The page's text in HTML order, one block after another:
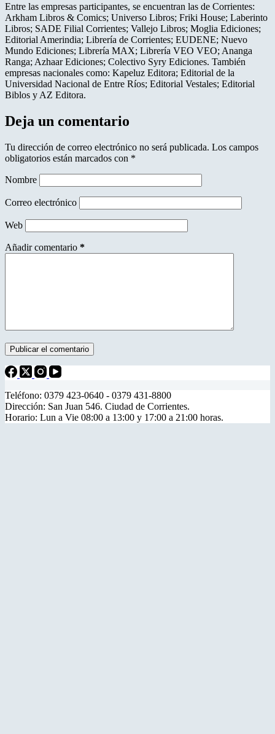
Entre las empresas participantes, se encuentran las de Corrientes:
Arkham Libros & Comics; Universo Libros; Friki House; Laberinto
Libros; SADE Filial Corrientes; Vallejo Libros; Moglia Ediciones;
Editorial Amerindia; Librería de Corrientes; EUDENE; Nuevo
Mundo Ediciones; Librería MAX; Librería VEO VEO; Ananga
Ranga; Azhaar Ediciones; Colectivo Syry Ediciones. También
empresas nacionales como: Kapeluz Editora; Editorial de la
Universidad Nacional de Entre Ríos; Editorial Vestales; Editorial
Biblos y AZ Editora.
Deja un comentario
Tu dirección de correo electrónico no será publicada. Los campos
obligatorios están marcados con *
Nombre
Correo electrónico
Web
Añadir comentario *
Publicar el comentario
Teléfono: 0379 423-0640 - 0379 431-8800
Dirección: San Juan 546. Ciudad de Corrientes.
Horario: Lun a Vie 08:00 a 13:00 y 17:00 a 21:00 horas.